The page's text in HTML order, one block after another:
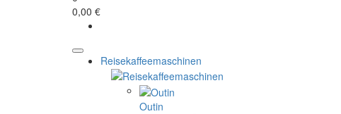
0,00 €
Reisekaffeemaschinen
Outin